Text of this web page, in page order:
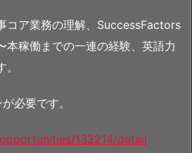
コア業務の理解、SuccessFactors
本稼働までの一連の経験、英語力
必要です。
132214/detail